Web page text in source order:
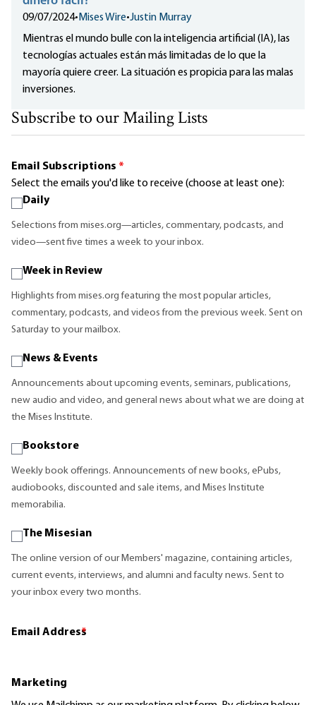
09/07/2024• Mises Wire•Justin Murray
Mientras el mundo bulle con la inteligencia artificial (IA), las
tecnologías actuales están más limitadas de lo que la
mayoría quiere creer. La situación es propicia para las malas
inversiones.
Subscribe to our Mailing Lists
Email Subscriptions *
Select the emails you'd like to receive (choose at least one):
Daily
Selections from mises.org—articles, commentary, podcasts, and
video—sent five times a week to your inbox.
Week in Review
Highlights from mises.org featuring the most popular articles,
commentary, podcasts, and videos from the previous week. Sent on
Saturday to your mailbox.
News & Events
Announcements about upcoming events, seminars, publications,
new audio and video, and general news about what we are doing at
the Mises Institute.
Bookstore
Weekly book offerings. Announcements of new books, ePubs,
audiobooks, discounted and sale items, and Mises Institute
memorabilia.
The Misesian
The online version of our Members' magazine, containing articles,
current events, interviews, and alumni and faculty news. Sent to
your inbox every two months.
Email Address
*
Marketing